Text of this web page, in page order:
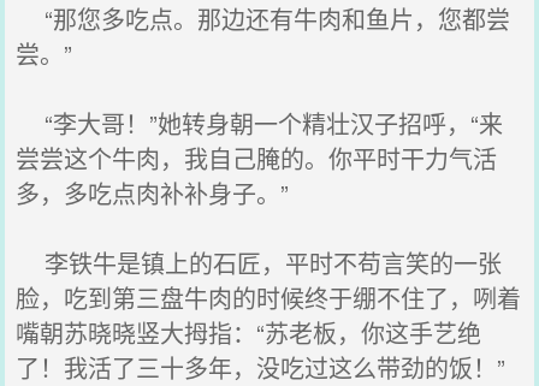
“那您多吃点。那边还有牛肉和鱼片，您都尝
尝。”
“李大哥！”她转身朝一个精壮汉子招呼，“来
尝尝这个牛肉，我自己腌的。你平时干力气活
多，多吃点肉补补身子。”
李铁牛是镇上的石匠，平时不苟言笑的一张
脸，吃到第三盘牛肉的时候终于绷不住了，咧着
嘴朝苏晓晓竖大拇指：“苏老板，你这手艺绝
了！我活了三十多年，没吃过这么带劲的饭！”